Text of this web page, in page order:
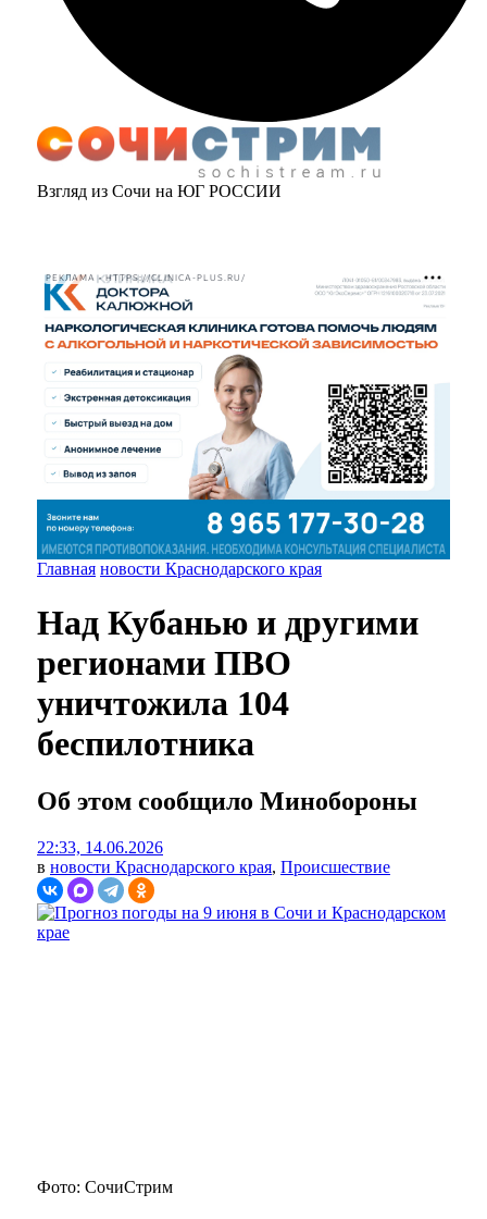
Взгляд из Сочи на ЮГ РОССИИ
РЕКЛАМА • HTTPS://CLINICA-PLUS.RU/
Главная новости Краснодарского края
Над Кубанью и другими
регионами ПВО
уничтожила 104
беспилотника
Об этом сообщило Минобороны
22:33, 14.06.2026
в новости Краснодарского края, Происшествие
Фото: СочиСтрим